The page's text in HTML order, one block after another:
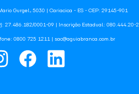
Gurgel, 5030 | Cariacica - ES - CEP: 29145-901
27.486.182/0001-09 | Inscrição Estadual: 080.444.20-2
0800 725 1211 | sac@aguiabranca.com.br